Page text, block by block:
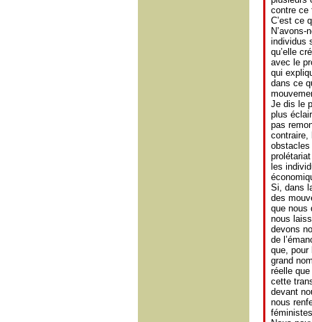
contre ce
C’est ce
individus
qu’elle
avec le
qui
dans ce
Je dis le
plus
pas
contraire,
obstacles
les
Si, dans
des
que nous
nous
devons
de
que, pour
grand
réelle
cette
devant
nous